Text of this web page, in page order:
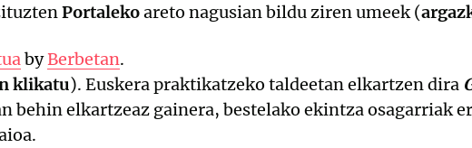
Portalekoareto nagusian bildu ziren umeek (
byBerbetan.
klikatu). Euskera praktikatzeko taldeetan elkartzen dira
behin elkartzeaz gainera, bestelako ekintza osagarriak